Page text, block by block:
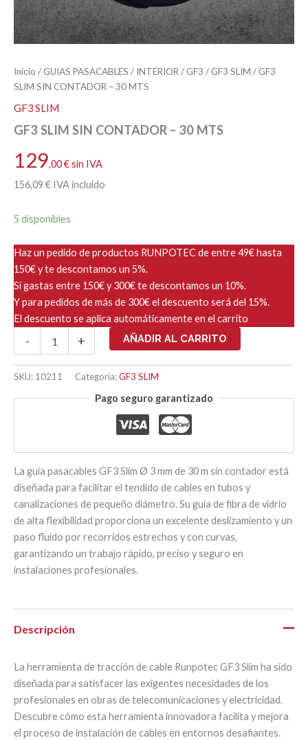
Inicio / GUIAS PASACABLES / INTERIOR / GF3 / GF3 SLIM / GF3
SLIM SIN CONTADOR – 30 MTS
GF3 SLIM
GF3 SLIM SIN CONTADOR – 30 MTS
129,00€sin IVA
156,09 € IVA incluido
5 disponibles
Haz un pedido de productos RUNPOTEC de entre 49€ hasta
150€ y te descontamos un 5%.
Si gastas entre 150€ y 300€ te descontamos un 10%.
Y para pedidos de más de 300€ el descuento será del 15%.
El descuento se aplica automáticamente en el carrito
-
SLIM
CONTADOR
30
+ AÑADIR AL CARRITO
SKU: 10211 Categoría:GF3 SLIM
Pago seguro garantizado
La guía pasacables GF3 Slim Ø 3 mm de 30 m sin contador está
diseñada para facilitar el tendido de cables en tubos y
canalizaciones de pequeño diámetro. Su guía de fibra de vidrio
de alta flexibilidad proporciona un excelente deslizamiento y un
paso fluido por recorridos estrechos y con curvas,
garantizando un trabajo rápido, preciso y seguro en
instalaciones profesionales.
Descripción
La herramienta de tracción de cable Runpotec GF3 Slim ha sido
diseñada para satisfacer las exigentes necesidades de los
profesionales en obras de telecomunicaciones y electricidad.
Descubre cómo esta herramienta innovadora facilita y mejora
el proceso de instalación de cables en entornos desafiantes.